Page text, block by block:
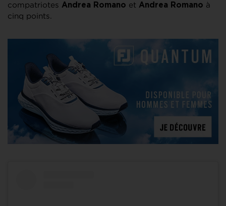
compatriotes Andrea Romano et Andrea Romano à
cinq points.